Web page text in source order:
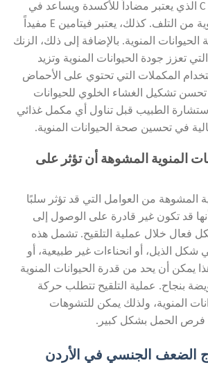
المنوية، مثل فيتامين C الذي يعتبر مضاداً للأكسدة ويساعد في
حماية الحيوانات المنوية من التلف. كذلك، يعتبر فيتامين E مفيداً
المنوية. بالإضافة إلى ذلك، الزنك
تعزز جودة الحيوانات المنوية وتزيد
المكملات التي تحتوي على الأحماض
أوميغا-3 التي تحسن تشكيل الغشاء الخلوي للحيوانات
الطبيب قبل تناول أي مكمل غذائي
في تحسين صحة الحيوانات المنوية.
المنوية المشوهة أن تؤثر على
المشوهة من العوامل التي قد تؤثر سلبًا
قد تكون غير قادرة على الوصول إلى
فعال خلال عملية التلقيح. تشمل هذه
شكل الذيل، أو انحناءات غير طبيعية، أو
يمكن أن يحد من قدرة الحيوانات المنوية
بنجاح. عملية التلقيح تتطلب حركة
المنوية، ولذلك يمكن للتشوهات
فرص الحمل بشكل كبير.
الضعف الجنسي في الأردن